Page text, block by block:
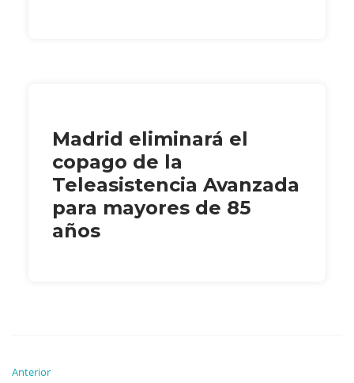
Madrid eliminará el
copago de la
Teleasistencia Avanzada
para mayores de 85
años
Anterior